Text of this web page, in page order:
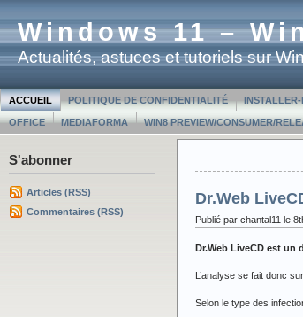
Windows 11 –
Actualités, astuces et tutoriels sur
ACCUEIL POLITIQUE DE CONFIDENTIALITÉ INSTALLER-
OFFICE MEDIAFORMA WIN8 PREVIEW/CONSUMER/
S'abonner
Articles (RSS)
Commentaires (RSS)
Dr.Web
Publié par chantal11 le
Dr.Web LiveCD est
L’analyse se fait donc
Selon le type des